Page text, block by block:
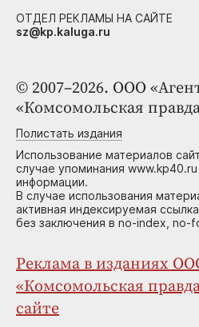
© 2007–2026. ООО
«Комсомольская
Полистать издания
Использование материалов
случае упоминания
информации.
В случае использования
активная индексируемая
без заключения в no-index, no-
Реклама в изданиях
«Комсомольская
сайте
ОТДЕЛ РЕКЛАМЫ НА САЙТЕ
sz@kp.kaluga.ru